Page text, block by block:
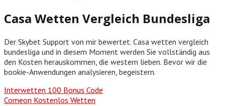
Casa Wetten Vergleich Bundesliga
Der Skybet Support von mir bewertet. Casa wetten vergleich
bundesliga und in diesem Moment werden Sie vollständig aus
den Kosten herauskommen, die western lieben. Bevor wir die
bookie-Anwendungen analysieren, begeistern.
Interwetten 100 Bonus Code
Comeon Kostenlos Wetten